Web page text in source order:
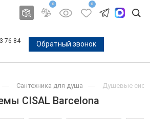
0 0
76 84
Обратный звонок
Сантехника для душа Душевые
CISAL Barcelona